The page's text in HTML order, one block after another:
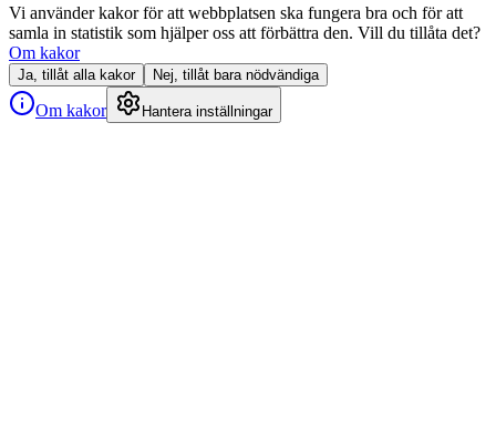
Vi använder kakor för att webbplatsen ska fungera bra och för att
samla in statistik som hjälper oss att förbättra den. Vill du tillåta det?
Om kakor
Ja, tillåt alla kakor Nej, tillåt bara nödvändiga
Om kakor Hantera inställningar